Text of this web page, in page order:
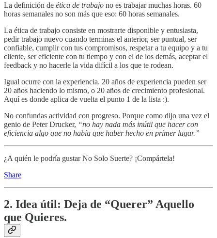
La definición de ética de trabajo no es trabajar muchas horas. 60
horas semanales no son más que eso: 60 horas semanales.
La ética de trabajo consiste en mostrarte disponible y entusiasta,
pedir trabajo nuevo cuando terminas el anterior, ser puntual, ser
confiable, cumplir con tus compromisos, respetar a tu equipo y a tu
cliente, ser eficiente con tu tiempo y con el de los demás, aceptar el
feedback y no hacerle la vida difícil a los que te rodean.
Igual ocurre con la experiencia. 20 años de experiencia pueden ser
20 años haciendo lo mismo, o 20 años de crecimiento profesional.
Aquí es donde aplica de vuelta el punto 1 de la lista :).
No confundas actividad con progreso. Porque como dijo una vez el
genio de Peter Drucker, “no hay nada más inútil que hacer con
eficiencia algo que no había que haber hecho en primer lugar.”
¿A quién le podría gustar No Solo Suerte? ¡Compártela!
Share
2. Idea útil: Deja de “Querer” Aquello
que Quieres.